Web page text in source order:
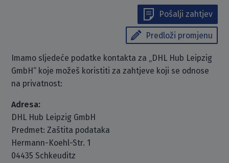
Pošalji zahtjev
Predloži promjenu
Imamo sljedeće podatke kontakta za „DHL Hub Leipzig
GmbH“ koje možeš koristiti za zahtjeve koji se odnose
na privatnost:
Adresa:
DHL Hub Leipzig GmbH
Predmet: Zaštita podataka
Hermann-Koehl-Str. 1
04435 Schkeuditz